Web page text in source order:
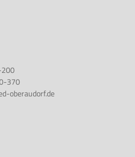
370
oberaudorf.de